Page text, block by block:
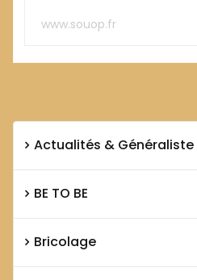
www.souop.fr
Actualités & Généraliste
BE TO BE
Bricolage